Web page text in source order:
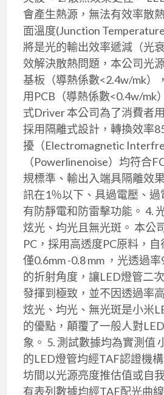
會產生熱源，無法有效率散
面溫度(Junction
將是光的輸出效率遞減（光
效解決散熱問題，本公司光
基板（導熱係數<2.4w/mk）
用PCB（導熱係數<0.4w/mk
式Driver 本公司為了消費者
採用隔離式設計，轉換效率
擾（Electromagnetic
（Powerlinenoise）均符合
規標準、輸出入端具隔離效
訊在1％以下、具過電壓、
有防靜電和防雷擊功能。 4.
炫光、均光且無光斑。 本公
PC，採用高透度PC原料，
僅0.6mm -0.8 mm ，光透過
的折射角度，讓LED燈管二
發揮到極致，並不因透過率
炫光、均光、無光斑是小米
的優點，顛覆了一般人對
象。 5. 測試數據均為實測值
的LED燈管均經TAF認證機
坊間以光源亮度推估值或自
有表列數據均經TAF配光曲